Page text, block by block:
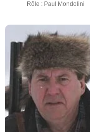
Rôle : Paul Mondolini